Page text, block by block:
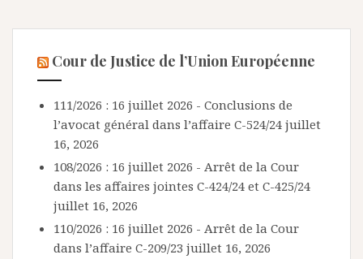
Cour de Justice de l’Union Européenne
111/2026 : 16 juillet 2026 - Conclusions de
l’avocat général dans l’affaire C-524/24 juillet
16, 2026
108/2026 : 16 juillet 2026 - Arrêt de la Cour
dans les affaires jointes C-424/24 et C-425/24
juillet 16, 2026
110/2026 : 16 juillet 2026 - Arrêt de la Cour
dans l’affaire C-209/23 juillet 16, 2026